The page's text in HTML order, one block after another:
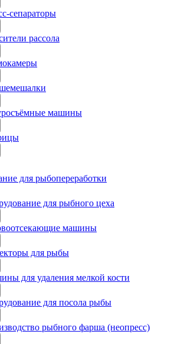
сепараторы
рассола
машины
для рыбопереработки
для рыбного цеха
машины
для рыбы
для удаления мелкой кости
для посола рыбы
рыбного фарша (неопресс)